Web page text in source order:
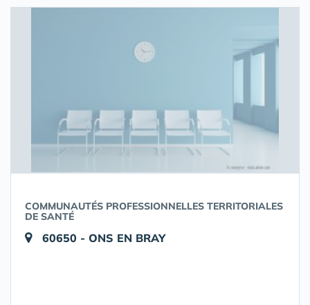
COMMUNAUTÉS PROFESSIONNELLES TERRITORIALES
DE SANTÉ
60650 - ONS EN BRAY